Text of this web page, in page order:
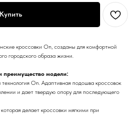
Купить
кроссовки On, созданы для комфортной
городского образа жизни.
преимущество модели:
On. Адаптивная подошва кроссовок
и дает твердую опору для последующего
делает кроссовки мягкими при